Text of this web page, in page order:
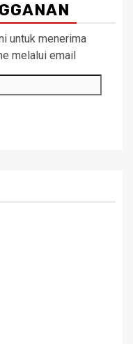
untuk menerima
melalui email